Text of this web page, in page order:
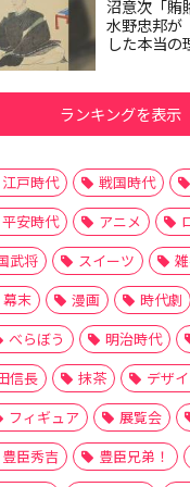
沼意次「賄
水野忠邦が
した本当の
ランキングを表示
江戸時代 戦国時代
平安時代
アニメ
武将
スイーツ
幕末
漫画 時代劇
べらぼう
明治時代
信長
抹茶 デザ
フィギュア
展覧会
豊臣秀吉
豊臣兄弟！